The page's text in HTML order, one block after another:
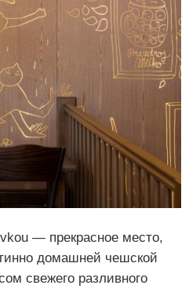
— прекрасное место,
домашней чешской
свежего разливного